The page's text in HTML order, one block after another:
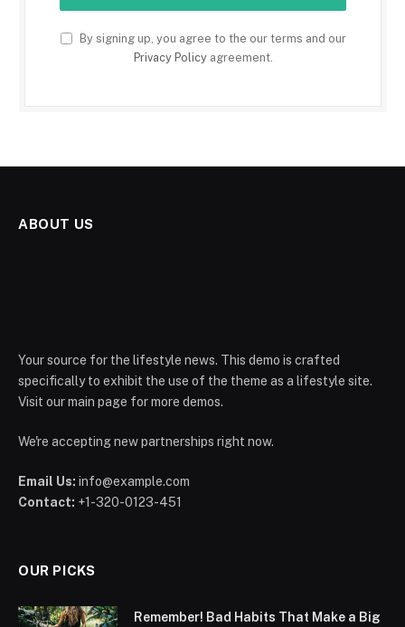
By signing up, you agree to the our terms and our
Privacy Policyagreement.
ABOUT US
Your source for the lifestyle news. This demo is crafted
specifically to exhibit the use of the theme as a lifestyle site.
Visit our main page for more demos.
We're accepting new partnerships right now.
Email Us: info@example.com
Contact: +1-320-0123-451
OUR PICKS
Remember! Bad Habits That Make a Big